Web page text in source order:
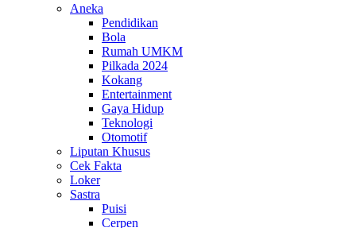
Aneka
Pendidikan
Bola
Rumah UMKM
Pilkada 2024
Kokang
Entertainment
Gaya Hidup
Teknologi
Otomotif
Liputan Khusus
Cek Fakta
Loker
Sastra
Puisi
Cerpen